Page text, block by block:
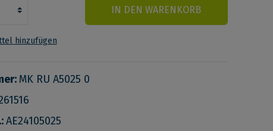
IN DEN WARENKORB
hinzufügen
MK RU A5025 0
AE24105025